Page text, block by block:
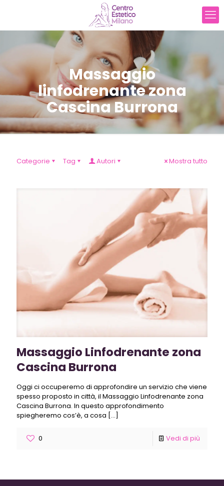
Massaggio
linfodrenante zona
Cascina Burrona
Categorie Tag Autori Mostra tutto
Massaggio Linfodrenante zona
Cascina Burrona
Oggi ci occuperemo di approfondire un servizio che viene
spesso proposto in città, il Massaggio Linfodrenante zona
Cascina Burrona. In questo approfondimento
spiegheremo cos’è, a cosa […]
0 Vedi di più